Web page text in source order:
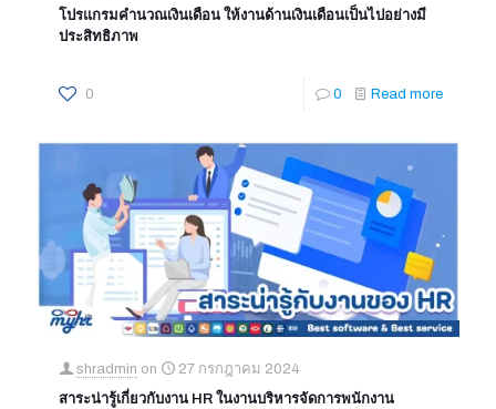
โปรแกรมคำนวณเงินเดือน ให้งานด้านเงินเดือนเป็นไปอย่างมี
ประสิทธิภาพ
0 0 Read more
shradmin on
27 กรกฎาคม 2024
สาระน่ารู้เกี่ยวกับงาน HR ในงานบริหารจัดการพนักงาน